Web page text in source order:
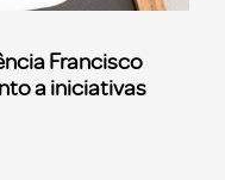
Francisco
a iniciativas